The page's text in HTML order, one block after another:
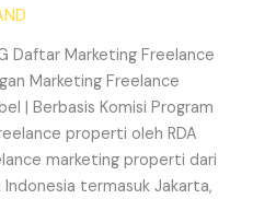
Daftar Marketing Freelance
Marketing Freelance
| Berbasis Komisi Program
properti oleh RDA
marketing properti dari
termasuk Jakarta,